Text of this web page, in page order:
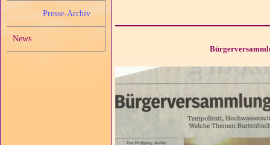
Presse-Archiv
News